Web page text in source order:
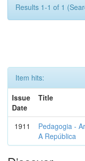
Results 1-1 of 1
Item hits:
Issue
Date
Title
1911
Pedagogia -
A República